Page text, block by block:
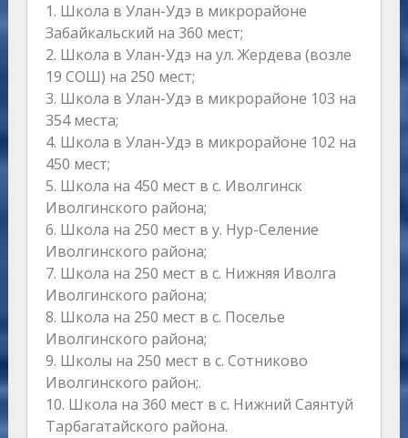
1. Школа в Улан-Удэ в микрорайоне
Забайкальский на 360 мест;
2. Школа в Улан-Удэ на ул. Жердева (возле
19 СОШ) на 250 мест;
3. Школа в Улан-Удэ в микрорайоне 103 на
354 места;
4. Школа в Улан-Удэ в микрорайоне 102 на
450 мест;
5. Школа на 450 мест в с. Иволгинск
Иволгинского района;
6. Школа на 250 мест в у. Нур-Селение
Иволгинского района;
7. Школа на 250 мест в с. Нижняя Иволга
Иволгинского района;
8. Школа на 250 мест в с. Поселье
Иволгинского района;
9. Школы на 250 мест в с. Сотниково
Иволгинского район;.
10. Школа на 360 мест в с. Нижний Саянтуй
Тарбагатайского района.